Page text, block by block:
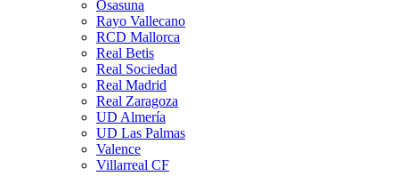
Osasuna
Rayo Vallecano
RCD Mallorca
Real Betis
Real Sociedad
Real Madrid
Real Zaragoza
UD Almería
UD Las Palmas
Valence
Villarreal CF